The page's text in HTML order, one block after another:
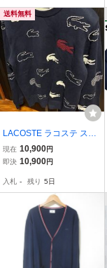
送料無料
LACOSTE ラコステ スウ
ェット ネイビー クルーネ
ック セーター ニット 長
フランス
現在 10,900円
即決 10,900円
入札 - 残り 5日